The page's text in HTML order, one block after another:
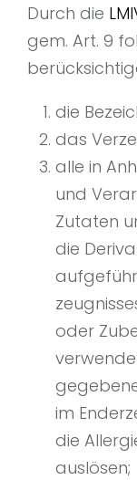
Durch die
gem. Art. 9
die
das
alle in
und
Zutaten
die
oder
im
die
auslösen;